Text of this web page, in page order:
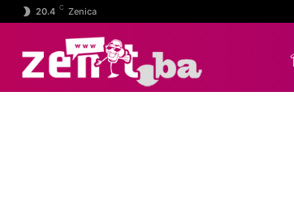
20.4 C Zenica